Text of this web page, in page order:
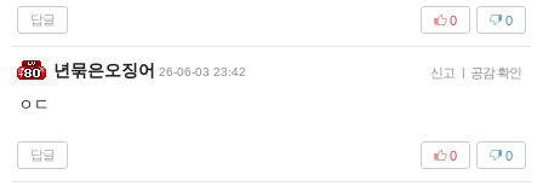
답글 0
0
년묶은오징어 26-06-03 23:42 신고 | 공감 확인
ㅇㄷ
답글 0
0